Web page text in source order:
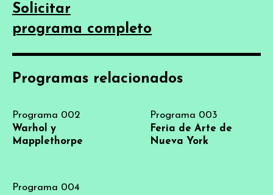
Solicitar
programa completo
Programas relacionados
Programa 002
Warhol y
Mapplethorpe
Programa 003
Feria de Arte de
Nueva York
Programa 004